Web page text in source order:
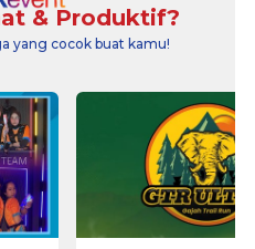
& Produktif?
yang cocok buat kamu!